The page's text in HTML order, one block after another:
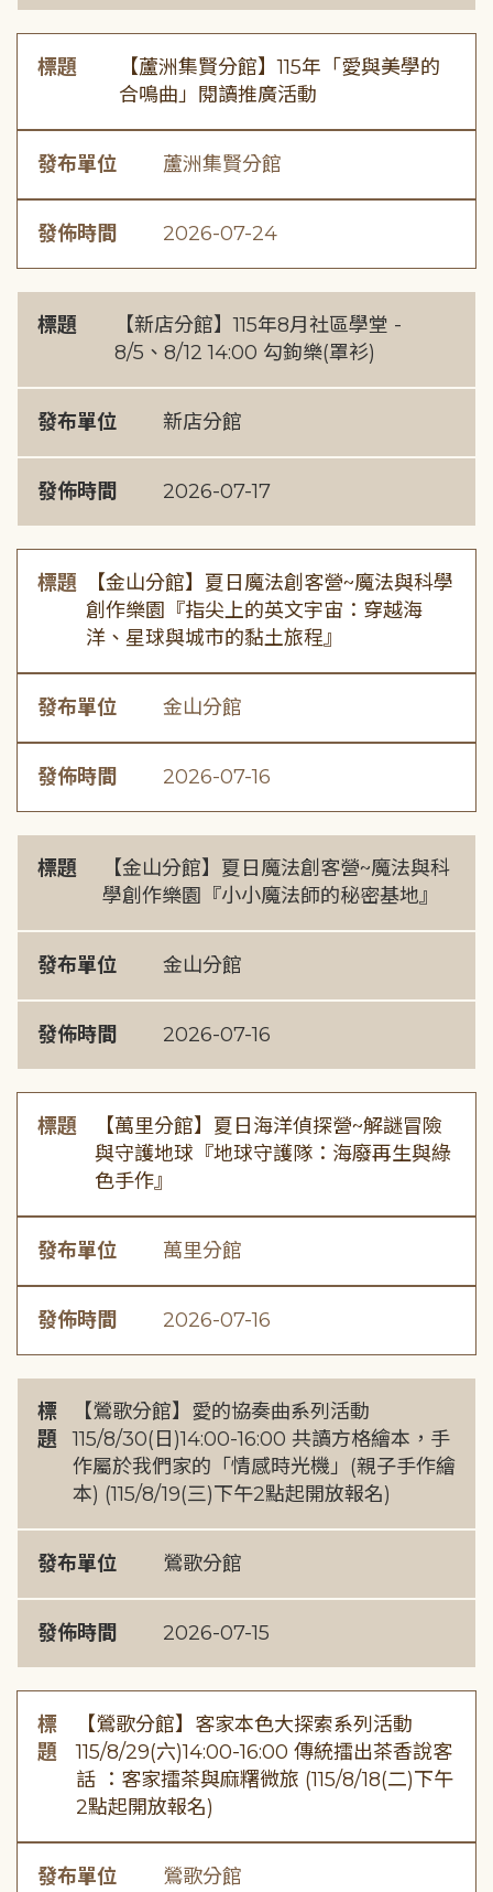
標題
【蘆洲集賢分館】115年「愛與美學的
合鳴曲」閱讀推廣活動
發布單位 蘆洲集賢分館
發佈時間 2026-07-24
標題
【新店分館】115年8月社區學堂 -
8/5、8/12 14:00 勾鉤樂(罩衫)
發布單位 新店分館
發佈時間 2026-07-17
標題
【金山分館】夏日魔法創客營~魔法與科學
創作樂園『指尖上的英文宇宙：穿越海
洋、星球與城市的黏土旅程』
發布單位 金山分館
發佈時間 2026-07-16
標題
【金山分館】夏日魔法創客營~魔法與科
學創作樂園『小小魔法師的秘密基地』
發布單位 金山分館
發佈時間 2026-07-16
標題
【萬里分館】夏日海洋偵探營~解謎冒險
與守護地球『地球守護隊：海廢再生與綠
色手作』
發布單位 萬里分館
發佈時間 2026-07-16
標
題
【鶯歌分館】愛的協奏曲系列活動
115/8/30(日)14:00-16:00 共讀方格繪本，手
作屬於我們家的「情感時光機」(親子手作繪
本) (115/8/19(三)下午2點起開放報名)
發布單位 鶯歌分館
發佈時間 2026-07-15
標
題
【鶯歌分館】客家本色大探索系列活動
115/8/29(六)14:00-16:00 傳統擂出茶香說客
話 ：客家擂茶與麻糬微旅 (115/8/18(二)下午
2點起開放報名)
發布單位 鶯歌分館